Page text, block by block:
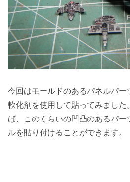
今回はモールドのあるパネルパー
軟化剤を使用して貼ってみまし
ば、このくらいの凹凸のあるパ
ルを貼り付けることができます。